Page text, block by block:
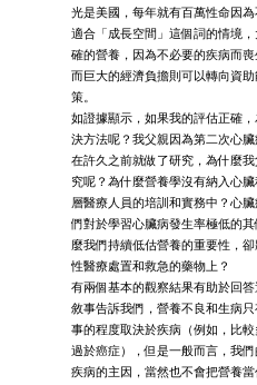
光是美國，每年就有百萬性命因
適合「成長空間」這個詞的情境
確的營養，因為不必要的疾病而
而巨大的經濟負擔則可以轉向資
策。
如證據顯示，如果我的評估正確
決方法呢？我父親因為第二次心
在許久之前就做了研究，為什麼
究呢？為什麼營養學沒有納入心
層醫療人員的培訓和實務中？心
們對於學習心臟病發生率極低的
麼我們持續低估營養的重要性，
性醫療處置和救急的藥物上？
有兩個基本的觀察結果有助於回
敘事告訴我們，營養不良和生病
事的程度取決於疾病（例如，比
過於癌症），但是一般而言，我
疾病的主因，當然也不會把營養